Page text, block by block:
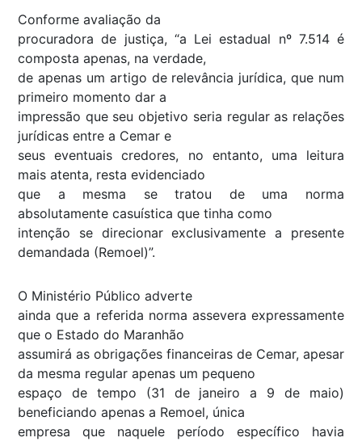
Conforme avaliação da
procuradora de justiça, “a Lei estadual nº 7.514 é
composta apenas, na verdade,
de apenas um artigo de relevância jurídica, que num
primeiro momento dar a
impressão que seu objetivo seria regular as relações
jurídicas entre a Cemar e
seus eventuais credores, no entanto, uma leitura
mais atenta, resta evidenciado
que a mesma se tratou de uma norma
absolutamente casuística que tinha como
intenção se direcionar exclusivamente a presente
demandada (Remoel)”.
O Ministério Público adverte
ainda que a referida norma assevera expressamente
que o Estado do Maranhão
assumirá as obrigações financeiras de Cemar, apesar
da mesma regular apenas um pequeno
espaço de tempo (31 de janeiro a 9 de maio)
beneficiando apenas a Remoel, única
empresa que naquele período específico havia